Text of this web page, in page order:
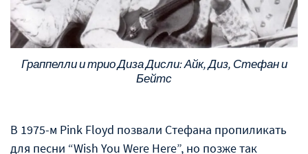
Граппелли и трио Диза Дисли: Айк, Диз, Стефан и
Бейтс
В 1975-м Pink Floyd позвали Стефана пропиликать
для песни “Wish You Were Here”, но позже так